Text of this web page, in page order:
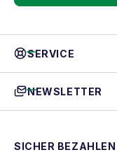
SERVICE
NEWSLETTER
SICHER